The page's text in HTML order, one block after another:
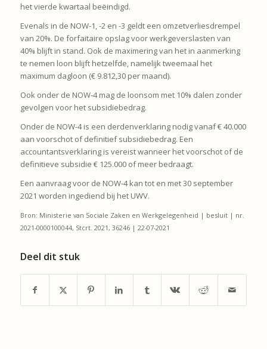
het vierde kwartaal beëindigd.
Evenals in de NOW-1, -2 en -3 geldt een omzetverliesdrempel
van 20%. De forfaitaire opslag voor werkgeverslasten van
40% blijft in stand. Ook de maximering van het in aanmerking
te nemen loon blijft hetzelfde, namelijk tweemaal het
maximum dagloon (€ 9.812,30 per maand).
Ook onder de NOW-4 mag de loonsom met 10% dalen zonder
gevolgen voor het subsidiebedrag.
Onder de NOW-4 is een derdenverklaring nodig vanaf € 40.000
aan voorschot of definitief subsidiebedrag. Een
accountantsverklaring is vereist wanneer het voorschot of de
definitieve subsidie € 125.000 of meer bedraagt.
Een aanvraag voor de NOW-4 kan tot en met 30 september
2021 worden ingediend bij het UWV.
Bron: Ministerie van Sociale Zaken en Werkgelegenheid | besluit | nr.
2021-0000100044, Stcrt. 2021, 36246 | 22-07-2021
Deel dit stuk